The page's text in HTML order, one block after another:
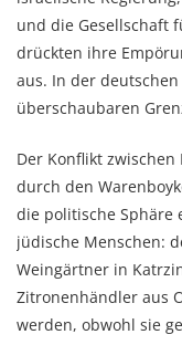
und die Gesellschaft
drückten ihre
aus. In der
überschaubaren
Der Konflikt
durch den
die politische Sphäre
jüdische Menschen:
Weingärtner in
Zitronenhändler aus
werden, obwohl sie